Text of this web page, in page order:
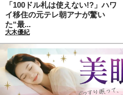
「100ドル札は使えない!?」ハワ
イ移住の元テレ朝アナが驚い
た“最...
大木優紀